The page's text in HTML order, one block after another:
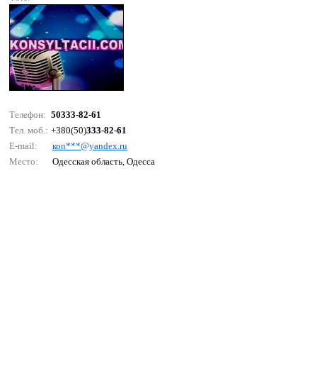
Телефон: 50333-82-61
Тел. моб.: +380(50)333-82-61
E-mail:
коn***@yаndех.ru
Место:
Одесская область, Одесса